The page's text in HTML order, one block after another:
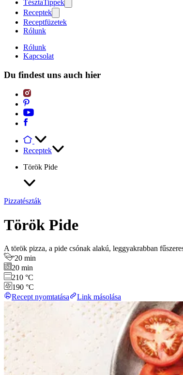
TésztaTippek
Receptek
Receptfüzetek
Rólunk
Rólunk
Kapcsolat
Du findest uns auch hier
Receptek
Török Pide
Pizzatészták
Török Pide
A török pizza, a pide csónak alakú, leggyakrabban
20 min
20 min
210 °C
190 °C
Recept nyomtatása
Link másolása